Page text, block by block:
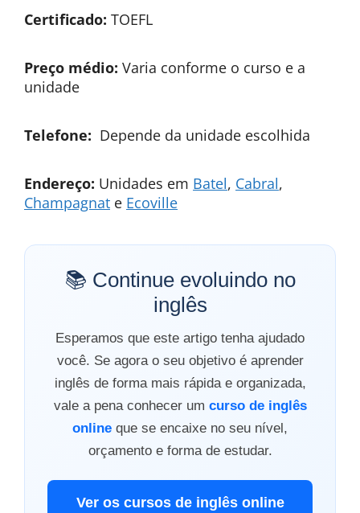
Certificado: TOEFL
Preço médio: Varia conforme o curso e a
unidade
Telefone: Depende da unidade escolhida
Endereço: Unidades em Batel, Cabral,
Champagnat e Ecoville
📚 Continue evoluindo no
inglês
Esperamos que este artigo tenha ajudado
você. Se agora o seu objetivo é aprender
inglês de forma mais rápida e organizada,
vale a pena conhecer um curso de inglês
online que se encaixe no seu nível,
orçamento e forma de estudar.
Ver os cursos de inglês online